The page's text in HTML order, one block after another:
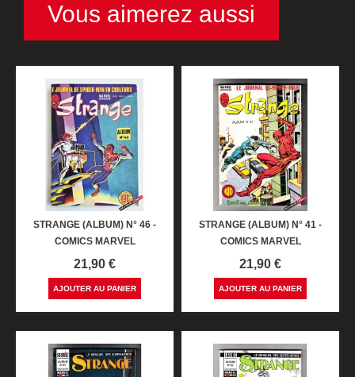
Vous aimerez aussi
STRANGE (ALBUM) N° 46 -
COMICS MARVEL
Prix
21,90 €
AJOUTER AU PANIER
STRANGE (ALBUM) N° 41 -
COMICS MARVEL
Prix
21,90 €
AJOUTER AU PANIER